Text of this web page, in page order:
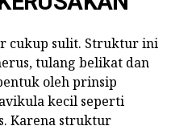
cukup sulit. Struktur ini
tulang belikat dan
oleh prinsip
kecil seperti
Karena struktur